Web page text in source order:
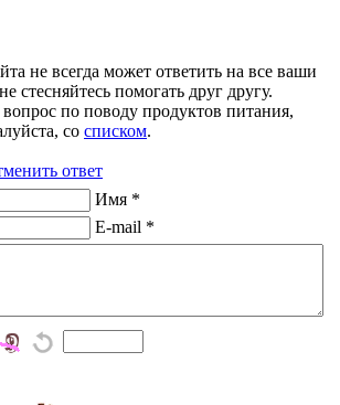
не всегда может ответить на все ваши
стесняйтесь помогать друг другу.
по поводу продуктов питания,
со списком.
ответ
Имя *
E-mail *